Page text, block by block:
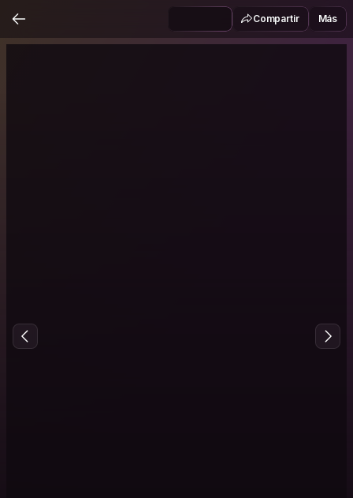
Compartir Más